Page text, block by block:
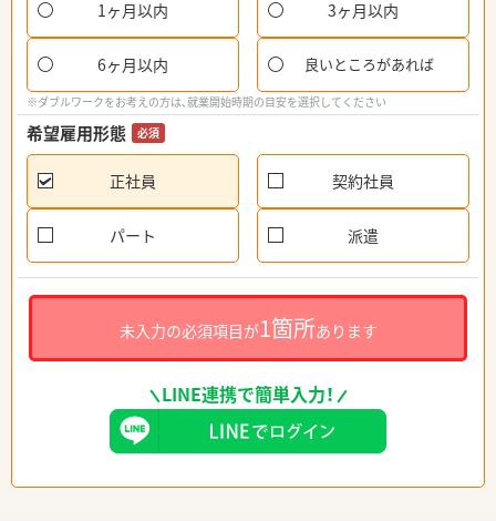
1ヶ月以内 3ヶ月以内
6ヶ月以内 良いところがあれば
※ダブルワークをお考えの方は、就業開始時期の目安を選択してください
希望雇用形態 必須
正社員 契約社員
パート 派遣
未入力の必須項目が1箇所あります
LINE連携で簡単入力！